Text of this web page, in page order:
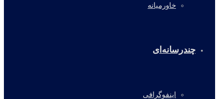
خاورمیانه
چندرسانه‌ای
اینفوگرافی